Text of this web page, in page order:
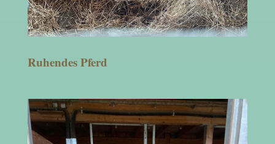
Ruhendes Pferd